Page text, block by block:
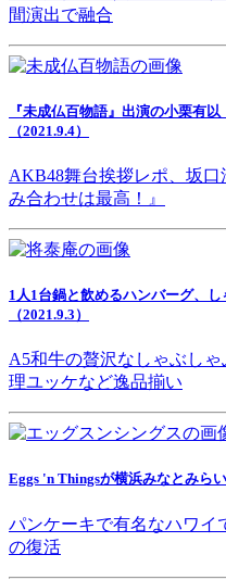
間演出で融合
『未成仏百物語』出演の小栗有
（2021.9.4）
AKB48舞台挨拶レポ、坂
み合わせは最高！』
1人1台鍋と飲めるハンバーグ、
（2021.9.3）
A5和牛の贅沢なしゃぶし
理ユッケなど逸品揃い
Eggs 'n Thingsが横浜みなとみら
パンケーキで有名なハワイ
の復活